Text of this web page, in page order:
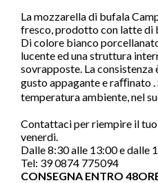
La mozzarella di bufala
fresco, prodotto con latte di
Di colore bianco
lucente ed una struttura
sovrapposte. La
gusto appagante e raﬃnato .
temperatura ambiente, nel
Contattaci per riempire il
venerdi.
Dalle 8:30 alle 13:00 e dalle
Tel: 39 0874 775094
CONSEGNA ENTRO